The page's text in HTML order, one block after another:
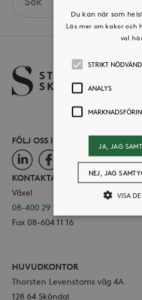
the
FÖLJ OSS I SOCIALA MEDIER
LinkedInFacebookInstagram
KONTAKTA OSS
Växel
08-400 29 100
Fax 08-604 11 16
HUVUDKONTOR
Thorsten Levenstams väg 4A
128 64 Sköndal
Du kan när som
Läs mer om kakor
val
STRIKT
ANALYS
JA, JAG
NEJ, JAG
VISA
Strikt nödvändiga